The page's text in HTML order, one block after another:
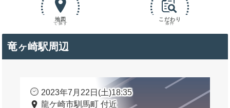
地図
で探す
こだわり
条件
竜ヶ崎駅周辺
2023年7月22日(土)18:35
龍ケ崎市馴馬町 付近